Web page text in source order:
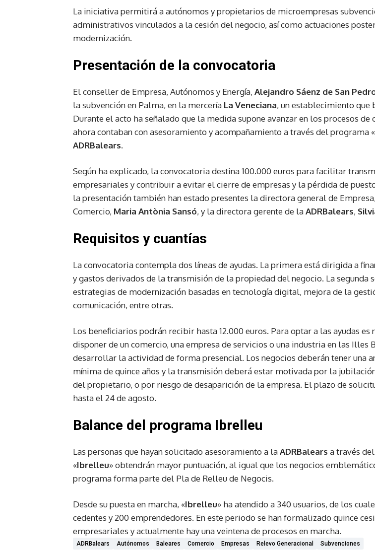
La iniciativa permitirá a autónomos y propietarios de microempresas
administrativos vinculados a la cesión del negocio, así como actuaciones
modernización.
Presentación de la convocatoria
El conseller de Empresa, Autónomos y Energía, Alejandro Sáenz de San
la subvención en Palma, en la mercería La Veneciana, un establecimiento que
Durante el acto ha señalado que la medida supone avanzar en los procesos de
ahora contaban con asesoramiento y acompañamiento a través del programa «
ADRBalears.
Según ha explicado, la convocatoria destina 100.000 euros para facilitar
empresariales y contribuir a evitar el cierre de empresas y la pérdida de
la presentación también han estado presentes la directora general de
Comercio, Maria Antònia Sansó, y la directora gerente de laADRBalears,
Requisitos y cuantías
La convocatoria contempla dos líneas de ayudas. La primera está dirigida a
y gastos derivados de la transmisión de la propiedad del negocio. La segunda
estrategias de modernización basadas en tecnología digital, mejora de la
comunicación, entre otras.
Los beneficiarios podrán recibir hasta 12.000 euros. Para optar a las ayudas es
disponer de un comercio, una empresa de servicios o una industria en las Illes
desarrollar la actividad de forma presencial. Los negocios deberán tener una
mínima de quince años y la transmisión deberá estar motivada por la
del propietario, o por riesgo de desaparición de la empresa. El plazo de
hasta el 24 de agosto.
Balance del programa Ibrelleu
Las personas que hayan solicitado asesoramiento a laADRBalears a través
«Ibrelleu» obtendrán mayor puntuación, al igual que los negocios
programa forma parte del Pla de Relleu de Negocis.
Desde su puesta en marcha, «Ibrelleu» ha atendido a 340 usuarios, de los
cedentes y 200 emprendedores. En este periodo se han formalizado quince
empresariales y actualmente hay una veintena de procesos en marcha.
ADRBalears Autónomos Baleares Comercio Empresas Relevo Generacional Subvenciones